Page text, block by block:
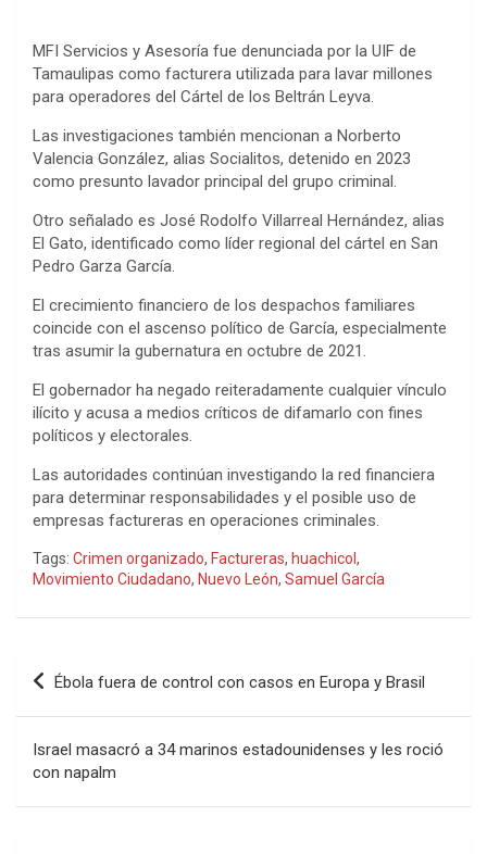
MFI Servicios y Asesoría fue denunciada por la UIF de
Tamaulipas como facturera utilizada para lavar millones
para operadores del Cártel de los Beltrán Leyva.
Las investigaciones también mencionan a Norberto
Valencia González, alias Socialitos, detenido en 2023
como presunto lavador principal del grupo criminal.
Otro señalado es José Rodolfo Villarreal Hernández, alias
El Gato, identificado como líder regional del cártel en San
Pedro Garza García.
El crecimiento financiero de los despachos familiares
coincide con el ascenso político de García, especialmente
tras asumir la gubernatura en octubre de 2021.
El gobernador ha negado reiteradamente cualquier vínculo
ilícito y acusa a medios críticos de difamarlo con fines
políticos y electorales.
Las autoridades continúan investigando la red financiera
para determinar responsabilidades y el posible uso de
empresas factureras en operaciones criminales.
Tags: Crimen organizado, Factureras, huachicol ,
Movimiento Ciudadano, Nuevo León, Samuel García
Navegación
entradas
Ébola fuera de control con casos en Europa y Brasil
Israel masacró a 34 marinos estadounidenses y les roció
con napalm